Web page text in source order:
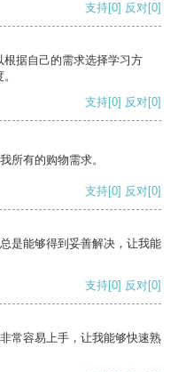
支持[0] 反对[0]
据自己的需求选择学习方
支持[0] 反对[0]
所有的购物需求。
支持[0] 反对[0]
是能够得到妥善解决，让我能
支持[0] 反对[0]
常容易上手，让我能够快速熟